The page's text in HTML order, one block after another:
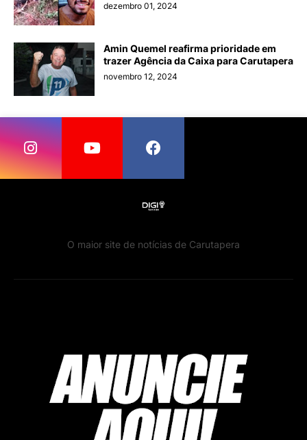
dezembro 01, 2024
Amin Quemel reafirma prioridade em
trazer Agência da Caixa para Carutapera
novembro 12, 2024
O maior site de notícias de Carutapera